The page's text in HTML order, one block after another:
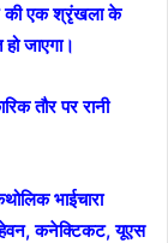
की एक श्रृंखला के
जाएगा।
तौर पर रानी
भाईचारा
कनेक्टिकट, यूएस